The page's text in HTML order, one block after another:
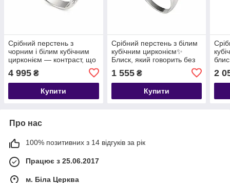
Срібний перстень з
чорним і білим кубічним
цирконієм — контраст, що
4 995 ₴
Купити
Срібний перстень з білим
кубічним цирконієм✨
Блиск, який говорить без
1 555₴
Купити
2
Про нас
100% позитивних з 14 відгуків за рік
Працює з 25.06.2017
м. Біла Церква